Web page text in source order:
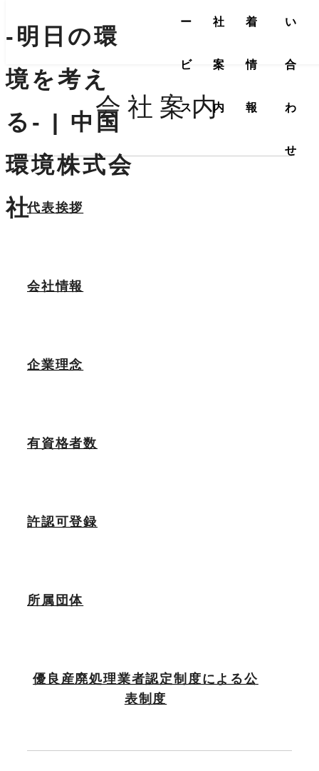
-明日の環
境を考え
る- | 中国
環境株式会
社
ー
ビ
ス
社
案
内
着
情
報
い
合
わ
せ
会社案内
代表挨拶
会社情報
企業理念
有資格者数
許認可登録
所属団体
優良産廃処理業者認定制度による公
表制度